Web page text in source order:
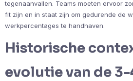
tegenaanvallen. Teams moeten ervoor
fit zijn en in staat zijn om gedurende de
werkpercentages te handhaven.
Historische
evolutie van de